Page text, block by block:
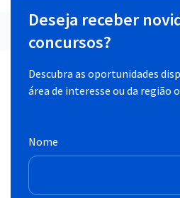
Deseja receber
concursos?
Descubra as oportunidades
área de interesse ou da região
Nome